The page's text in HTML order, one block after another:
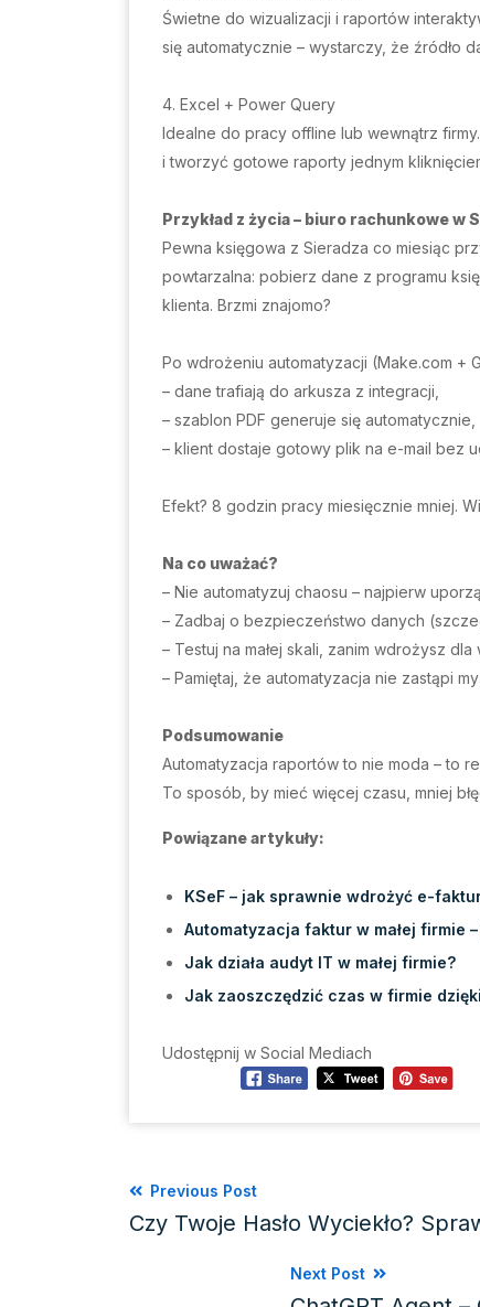
Świetne do wizualizacji i raportów
się automatycznie – wystarczy, że źródło
4. Excel + Power Query
Idealne do pracy offline lub wewnątrz
i tworzyć gotowe raporty jednym
Przykład z życia – biuro rachunkowe w
Pewna księgowa z Sieradza co miesiąc
powtarzalna: pobierz dane z programu
klienta. Brzmi znajomo?
Po wdrożeniu automatyzacji (Make.com +
– dane trafiają do arkusza z integracji,
– szablon PDF generuje się automatycznie,
– klient dostaje gotowy plik na e-mail bez
Efekt? 8 godzin pracy miesięcznie mniej.
Na co uważać?
– Nie automatyzuj chaosu – najpierw
– Zadbaj o bezpieczeństwo danych
– Testuj na małej skali, zanim wdrożysz dla
– Pamiętaj, że automatyzacja nie zastąpi
Podsumowanie
Automatyzacja raportów to nie moda – to
To sposób, by mieć więcej czasu, mniej
Powiązane artykuły:
KSeF – jak sprawnie wdrożyć e-
Automatyzacja faktur w małej firmie
Jak działa audyt IT w małej firmie?
Jak zaoszczędzić czas w firmie
Udostępnij w Social Mediach
Previous Post
Czy Twoje Hasło Wyciekło?
Next Post